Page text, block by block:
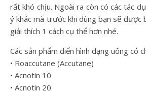
rất khó chịu. Ngoài ra còn có các tác
ý khác mà trước khi dùng bạn sẽ được
giải thích 1 cách cụ thể hơn nhé.
Các sản phẩm điển hình dạng uống có
• Roaccutane (Accutane)
• Acnotin 10
• Acnotin 20